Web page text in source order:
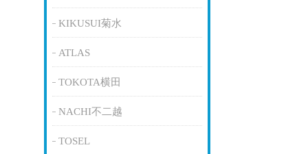
KIKUSUI菊水
ATLAS
TOKOTA横田
NACHI不二越
TOSEL